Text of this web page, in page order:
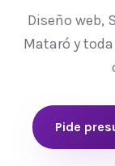
Diseño web,
Mataró y
Pide